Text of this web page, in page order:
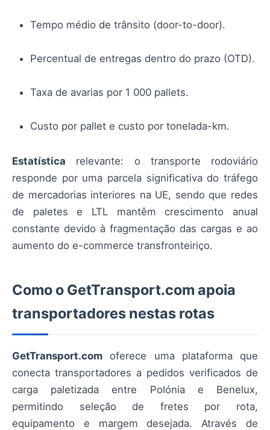
Tempo médio de trânsito (door-to-door).
Percentual de entregas dentro do prazo (OTD).
Taxa de avarias por 1 000 pallets.
Custo por pallet e custo por tonelada-km.
Estatística relevante: o transporte rodoviário
responde por uma parcela significativa do tráfego
de mercadorias interiores na UE, sendo que redes
de paletes e LTL mantêm crescimento anual
constante devido à fragmentação das cargas e ao
aumento do e-commerce transfronteiriço.
Como o GetTransport.com apoia
transportadores nestas rotas
GetTransport.com oferece uma plataforma que
conecta transportadores a pedidos verificados de
carga paletizada entre Polónia e Benelux,
permitindo seleção de fretes por rota,
equipamento e margem desejada. Através de